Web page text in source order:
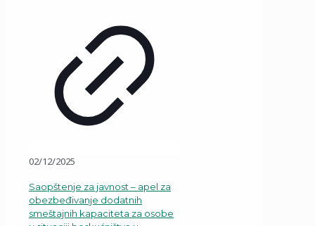
02/12/2025
Saopštenje za javnost – apel za
obezbeđivanje dodatnih
smeštajnih kapaciteta za osobe